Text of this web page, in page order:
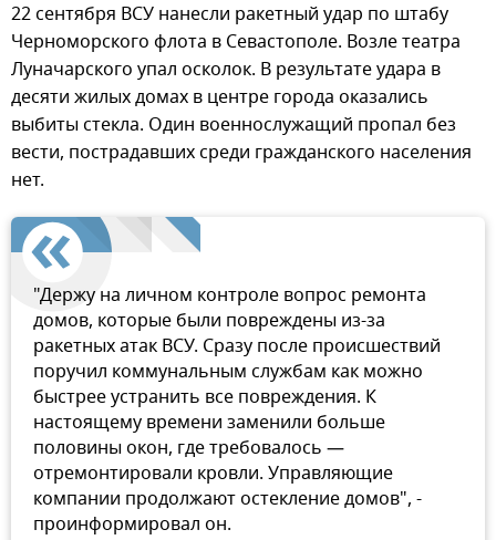
22 сентября ВСУ нанесли ракетный удар по штабу
Черноморского флота в Севастополе. Возле театра
Луначарского упал осколок. В результате удара в
десяти жилых домах в центре города оказались
выбиты стекла. Один военнослужащий пропал без
вести, пострадавших среди гражданского населения
нет.
"Держу на личном контроле вопрос ремонта
домов, которые были повреждены из-за
ракетных атак ВСУ. Сразу после происшествий
поручил коммунальным службам как можно
быстрее устранить все повреждения. К
настоящему времени заменили больше
половины окон, где требовалось —
отремонтировали кровли. Управляющие
компании продолжают остекление домов", -
проинформировал он.